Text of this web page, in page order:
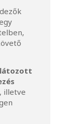
illetve